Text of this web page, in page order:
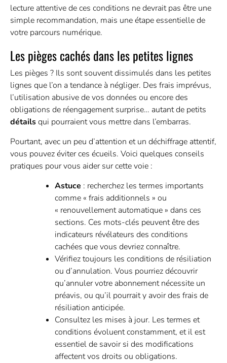
lecture attentive de ces conditions ne devrait pas être une
simple recommandation, mais une étape essentielle de
votre parcours numérique.
Les pièges cachés dans les petites lignes
Les pièges ? Ils sont souvent dissimulés dans les petites
lignes que l’on a tendance à négliger. Des frais imprévus,
l’utilisation abusive de vos données ou encore des
obligations de réengagement surprise… autant de petits
détailsqui pourraient vous mettre dans l’embarras.
Pourtant, avec un peu d’attention et un déchiffrage attentif,
vous pouvez éviter ces écueils. Voici quelques conseils
pratiques pour vous aider sur cette voie :
Astuce : recherchez les termes importants
comme « frais additionnels » ou
« renouvellement automatique » dans ces
sections. Ces mots-clés peuvent être des
indicateurs révélateurs des conditions
cachées que vous devriez connaître.
Vérifiez toujours les conditions de résiliation
ou d’annulation. Vous pourriez découvrir
qu’annuler votre abonnement nécessite un
préavis, ou qu’il pourrait y avoir des frais de
résiliation anticipée.
Consultez les mises à jour. Les termes et
conditions évoluent constamment, et il est
essentiel de savoir si des modifications
affectent vos droits ou obligations.